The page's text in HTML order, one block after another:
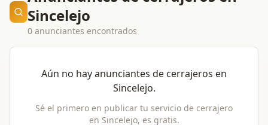
Sincelejo
0 anunciantes encontrados
Aún no hay anunciantes de cerrajeros en
Sincelejo.
Sé el primero en publicar tu servicio de cerrajero
en Sincelejo, es gratis.